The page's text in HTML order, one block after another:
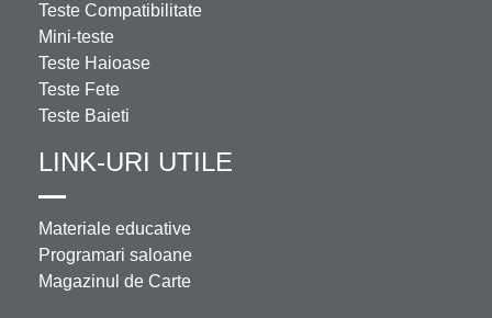
Teste Compatibilitate
Mini-teste
Teste Haioase
Teste Fete
Teste Baieti
LINK-URI UTILE
Materiale educative
Programari saloane
Magazinul de Carte